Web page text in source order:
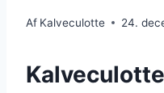
Af Kalveculotte 24.